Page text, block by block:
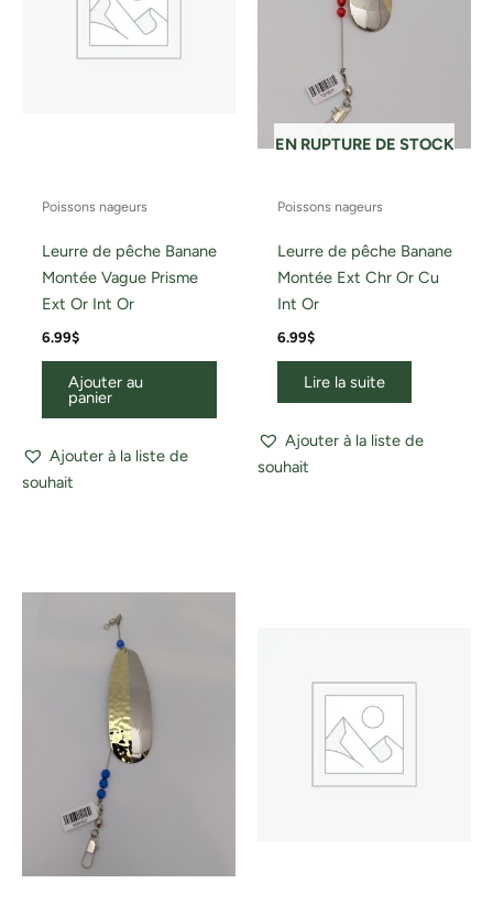
Poissons nageurs
Leurre de pêche Banane
Montée Vague Prisme
Ext Or Int Or
6.99$
Ajouter au
panier
Ajouter à la liste de
souhait
EN RUPTURE DE STOCK
Poissons nageurs
Leurre de pêche Banane
Montée Ext Chr Or Cu
Int Or
6.99$
Lire la suite
Ajouter à la liste de
souhait